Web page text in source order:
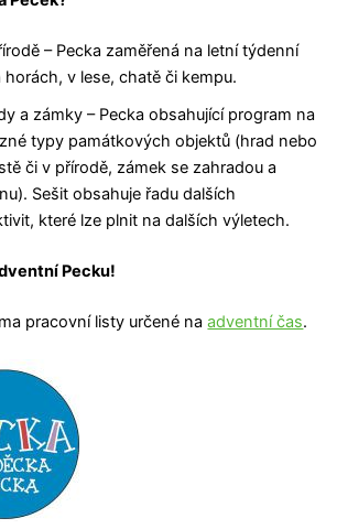
– Pecka zaměřená na letní týdenní
v lese, chatě či kempu.
a zámky – Pecka obsahující program na
typy památkových objektů (hrad nebo
či v přírodě, zámek se zahradou a
Sešit obsahuje řadu dalších
které lze plnit na dalších výletech.
Pecku!
pracovní listy určené naadventní čas.